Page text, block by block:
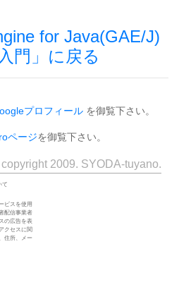
for Java(GAE/J)
門」に戻る
プロフィール を御覧下さい。
ページを御覧下さい。
copyright 2009. SYODA-tuyano.
て
ビスを使用
配信事業者
の広告を表
クセスに関
住所、メー